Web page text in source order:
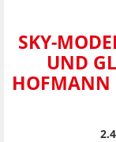
SKY-
UND
HOFMANN